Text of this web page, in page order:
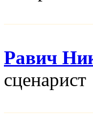
Равич
сценарист